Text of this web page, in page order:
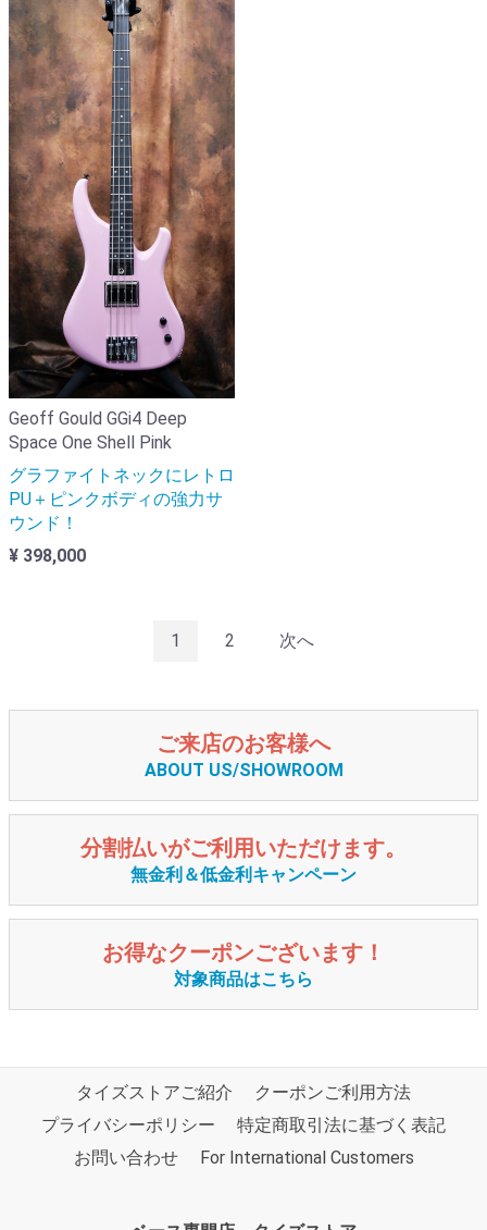
Geoff Gould GGi4 Deep
Space One Shell Pink
グラファイトネックにレトロ
PU＋ピンクボディの強力サ
ウンド！
¥ 398,000
1 2 次へ
ご来店のお客様へ
ABOUT US/SHOWROOM
分割払いがご利用いただけます。
無金利＆低金利キャンペーン
お得なクーポンございます！
対象商品はこちら
タイズストアご紹介
クーポンご利用方法
プライバシーポリシー
特定商取引法に基づく表記
お問い合わせ
For International Customers